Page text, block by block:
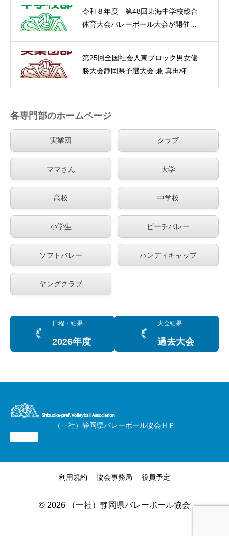
令和８年度 第48回東海中学校総合
体育大会バレーボール大会が開催さ
第25回全国社会人東ブロック男女優
勝大会静岡県予選大会 兼 真田杯が
各専門部のホームページ
実業団 クラブ
ママさん 大学
高校 中学校
小学生 ビーチバレー
ソフトバレー ハンディキャップ
ヤングクラブ
日程・結果
2026年度
大会結果
過去大会
（一社）静岡県バレーボール協会ＨＰ
利用規約 協会事務局 役員予定
© 2026 （一社）静岡県バレーボール協会